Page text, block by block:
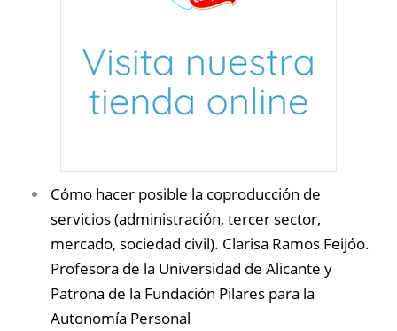
Cómo hacer posible la coproducción de
servicios (administración, tercer sector,
mercado, sociedad civil). Clarisa Ramos Feijóo.
Profesora de la Universidad de Alicante y
Patrona de la Fundación Pilares para la
Autonomía Personal